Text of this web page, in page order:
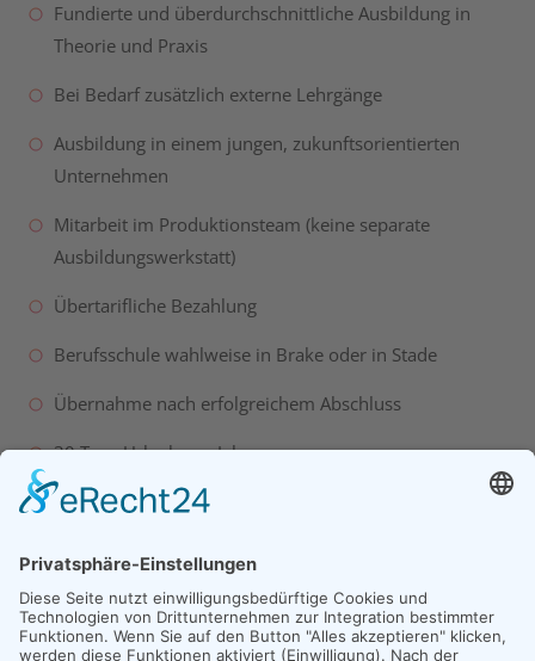
Fundierte und überdurchschnittliche Ausbildung in
Theorie und Praxis
Bei Bedarf zusätzlich externe Lehrgänge
Ausbildung in einem jungen, zukunftsorientierten
Unternehmen
Mitarbeit im Produktionsteam (keine separate
Ausbildungswerkstatt)
Übertarifliche Bezahlung
Berufsschule wahlweise in Brake oder in Stade
Übernahme nach erfolgreichem Abschluss
30 Tage Urlaub pro Jahr
Bitte senden Sie Ihre aussagekräftigen